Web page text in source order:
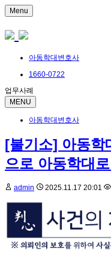
Menu
아동학대변호사
1660-0722
업무사례
MENU
아동학대변호사
[불기소] 아동학
으로 아동학대
admin 2025.11.17 20:01